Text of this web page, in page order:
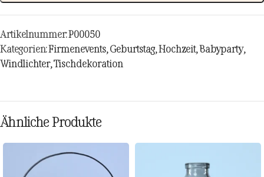
Artikelnummer:P00050
Kategorien:Firmenevents, Geburtstag,Hochzeit,Babyparty,
Windlichter,Tischdekoration
Ähnliche Produkte